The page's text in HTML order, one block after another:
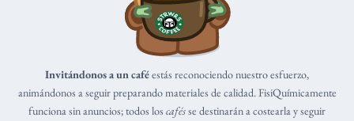
Invitándonos a un caféestás reconociendo nuestro esfuerzo,
animándonos a seguir preparando materiales de calidad. FisiQuímicamente
funciona sin anuncios; todos los cafésse destinarán a costearla y seguir